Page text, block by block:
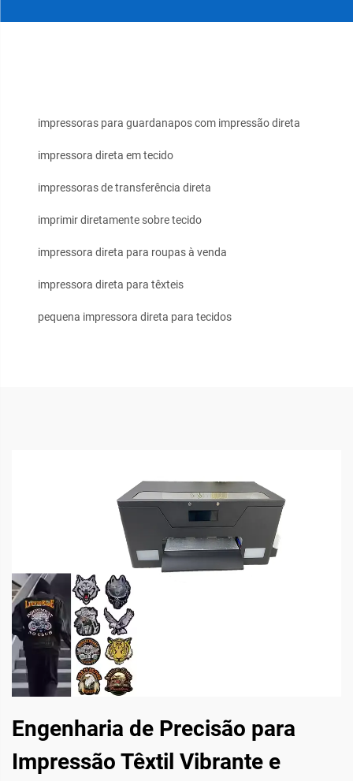
impressoras para guardanapos com impressão direta
impressora direta em tecido
impressoras de transferência direta
imprimir diretamente sobre tecido
impressora direta para roupas à venda
impressora direta para têxteis
pequena impressora direta para tecidos
Engenharia de Precisão para
Impressão Têxtil Vibrante e